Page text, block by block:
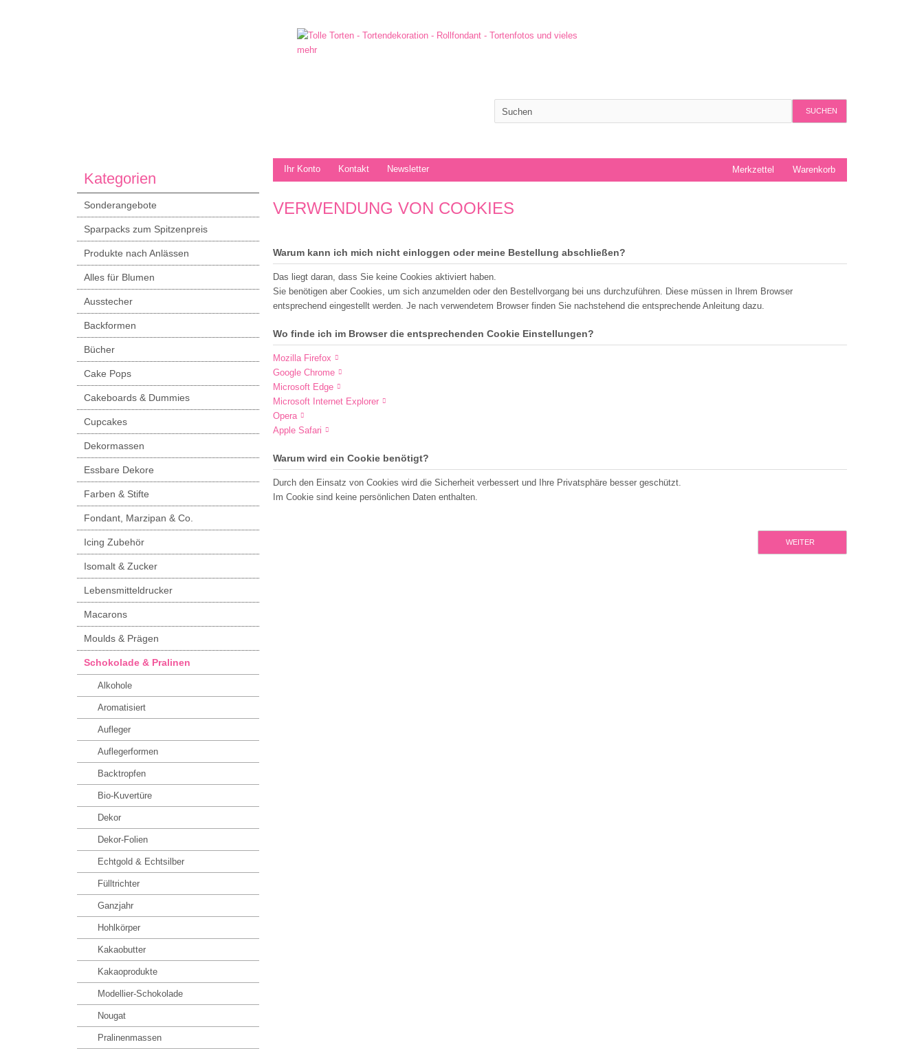
SUCHEN
Ihr Konto Kontakt Newsletter Warenkorb
Merkzettel
VERWENDUNG VON COOKIES
Warum kann ich mich nicht einloggen oder meine Bestellung abschließen?
Das liegt daran, dass Sie keine Cookies aktiviert haben.
Sie benötigen aber Cookies, um sich anzumelden oder den Bestellvorgang bei uns durchzuführen. Diese müssen in Ihrem Browser
entsprechend eingestellt werden. Je nach verwendetem Browser finden Sie nachstehend die entsprechende Anleitung dazu.
Wo finde ich im Browser die entsprechenden Cookie Einstellungen?
Mozilla Firefox
Google Chrome
Microsoft Edge
Microsoft Internet Explorer
Opera
Apple Safari
Warum wird ein Cookie benötigt?
Durch den Einsatz von Cookies wird die Sicherheit verbessert und Ihre Privatsphäre besser geschützt.
Im Cookie sind keine persönlichen Daten enthalten.
WEITER
Kategorien
Sonderangebote
Sparpacks zum Spitzenpreis
Produkte nach Anlässen
Alles für Blumen
Ausstecher
Backformen
Bücher
Cake Pops
Cakeboards & Dummies
Cupcakes
Dekormassen
Essbare Dekore
Farben & Stifte
Fondant, Marzipan & Co.
Icing Zubehör
Isomalt & Zucker
Lebensmitteldrucker
Macarons
Moulds & Prägen
Schokolade & Pralinen
Alkohole
Aromatisiert
Aufleger
Auflegerformen
Backtropfen
Bio-Kuvertüre
Dekor
Dekor-Folien
Echtgold & Echtsilber
Fülltrichter
Ganzjahr
Hohlkörper
Kakaobutter
Kakaoprodukte
Modellier-Schokolade
Nougat
Pralinenmassen